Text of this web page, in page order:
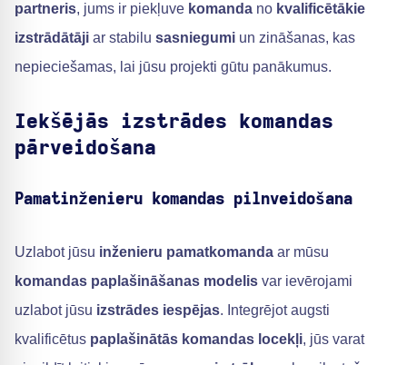
partneris, jums ir piekļuve komanda no kvalificētākie
izstrādātāji ar stabilu sasniegumi un zināšanas, kas
nepieciešamas, lai jūsu projekti gūtu panākumus.
Iekšējās izstrādes komandas
pārveidošana
Pamatinženieru komandas pilnveidošana
Uzlabot jūsu inženieru pamatkomanda ar mūsu
komandas paplašināšanas modelis var ievērojami
uzlabot jūsu izstrādes iespējas. Integrējot augsti
kvalificētus paplašinātās komandas locekļi, jūs varat